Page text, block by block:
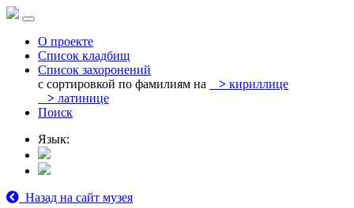
О проекте
Список кладбищ
Список захоронений
с сортировкой по фамилиям на
> кириллице
> латинице
Поиск
Язык:
Назад на сайт музея